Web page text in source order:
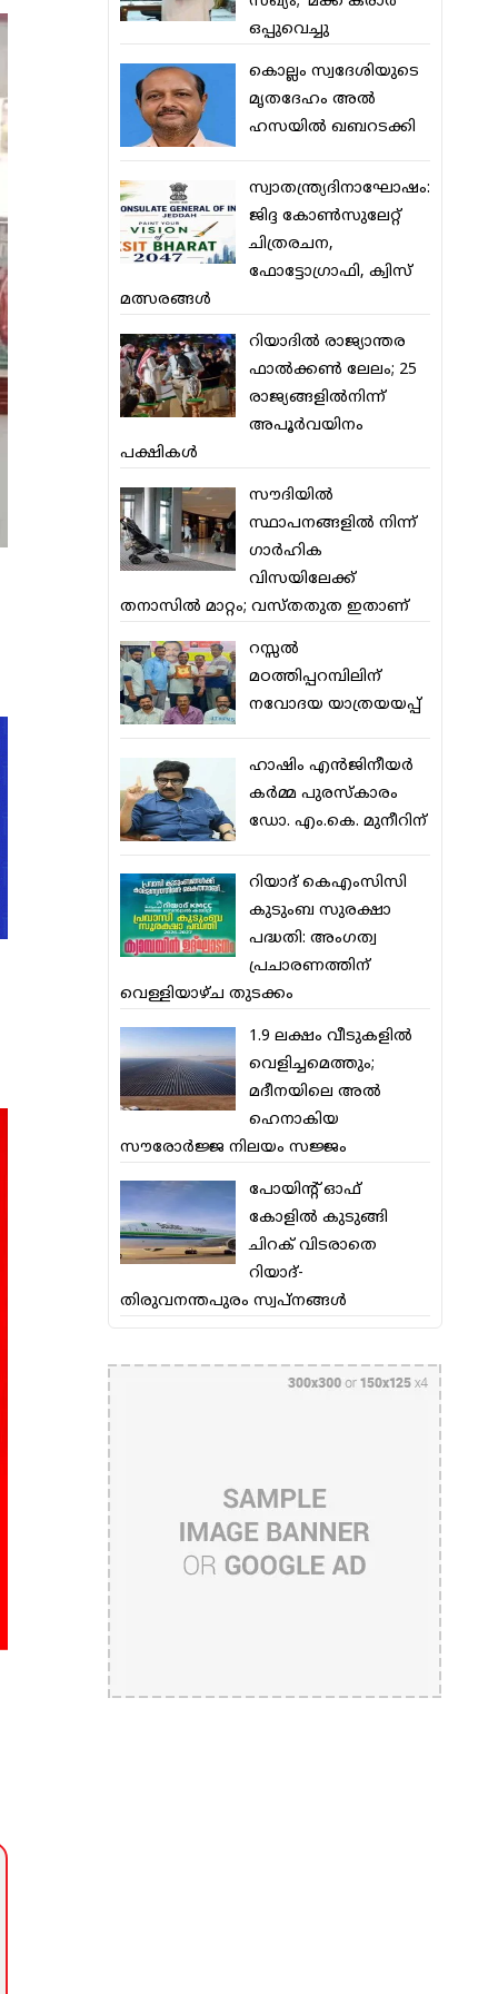
ഒപ്പുവെച്ചു
കൊല്ലം സ്വദേശിയുടെ
മൃതദേഹം അല്‍
ഹസയില്‍ ഖബറടക്കി
സ്വാതന്ത്ര്യദിനാഘോഷം:
ജിദ്ദ കോണ്‍സുലേറ്റ്
ചിത്രരചന,
ഫോട്ടോഗ്രാഫി, ക്വിസ്
മത്സരങ്ങള്‍
റിയാദില്‍ രാജ്യാന്തര
ഫാല്‍ക്കണ്‍ ലേലം; 25
രാജ്യങ്ങളില്‍നിന്ന്
അപൂര്‍വയിനം
പക്ഷികള്‍
സൗദിയില്‍
സ്ഥാപനങ്ങളില്‍ നിന്ന്
ഗാര്‍ഹിക
വിസയിലേക്ക്
തനാസില്‍ മാറ്റം; വസ്തതുത ഇതാണ്
റസ്സല്‍
മഠത്തിപ്പറമ്പിലിന്
നവോദയ യാത്രയയപ്പ്
ഹാഷിം എന്‍ജിനീയര്‍
കര്‍മ്മ പുരസ്‌കാരം
ഡോ. എം.കെ. മുനീറിന്
റിയാദ് കെഎംസിസി
കുടുംബ സുരക്ഷാ
പദ്ധതി: അംഗത്വ
പ്രചാരണത്തിന്
വെള്ളിയാഴ്ച തുടക്കം
1.9 ലക്ഷം വീടുകളില്‍
വെളിച്ചമെത്തും;
മദീനയിലെ അല്‍
ഹെനാകിയ
സൗരോര്‍ജ്ജ നിലയം സജ്ജം
പോയിന്റ് ഓഫ്
കോളില്‍ കുടുങ്ങി
ചിറക് വിടരാതെ
റിയാദ്-
തിരുവനന്തപുരം സ്വപ്നങ്ങള്‍